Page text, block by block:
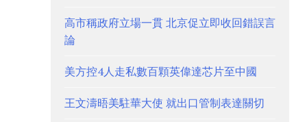
高市稱政府立場一貫 北京促立即收回錯誤言
論
美方控4人走私數百顆英偉達芯片至中國
王文濤晤美駐華大使 就出口管制表達關切